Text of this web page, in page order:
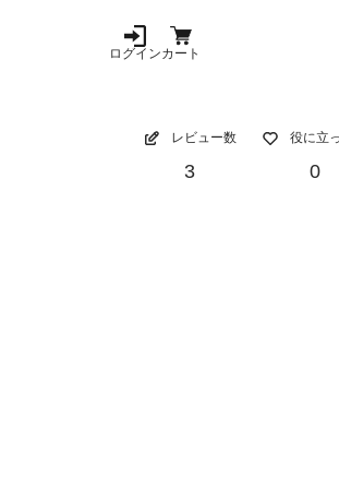
ログインカート
レビュー数
3
役に立
0